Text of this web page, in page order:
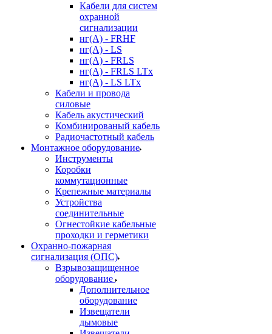
Кабели для систем
охранной
сигнализации
нг(A) - FRHF
нг(A) - LS
нг(А) - FRLS
нг(А) - FRLS LTx
нг(А) - LS LTx
Кабели и провода
силовые
Кабель акустический
Комбинированый кабель
Радиочастотный кабель
Монтажное оборудование
Инструменты
Коробки
коммутационные
Крепежные материалы
Устройства
соединительные
Огнестойкие кабельные
проходки и герметики
Охранно-пожарная
сигнализация (ОПС)
Взрывозащищенное
оборудование
Дополнительное
оборудование
Извещатели
дымовые